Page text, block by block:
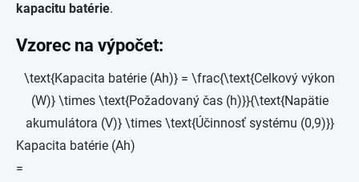
kapacitu batérie.
Vzorec na výpočet:
\text{Kapacita batérie (Ah)} = \frac{\text{Celkový výkon
(W)} \times \text{Požadovaný čas (h)}}{\text{Napätie
akumulátora (V)} \times \text{Účinnosť systému (0,9)}}
Kapacita batérie (Ah)
=